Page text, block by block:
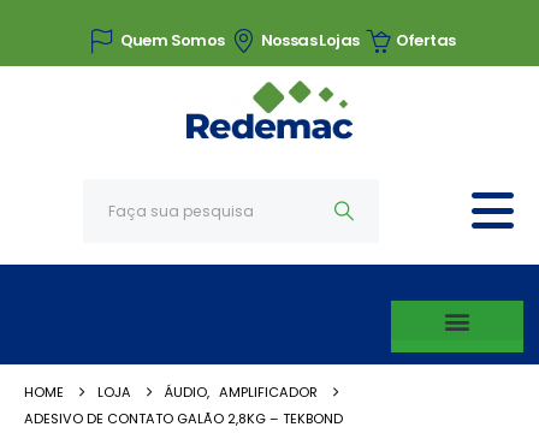
Quem Somos Nossas Lojas Ofertas
HOME LOJA ÁUDIO, AMPLIFICADOR
ADESIVO DE CONTATO GALÃO 2,8KG – TEKBOND